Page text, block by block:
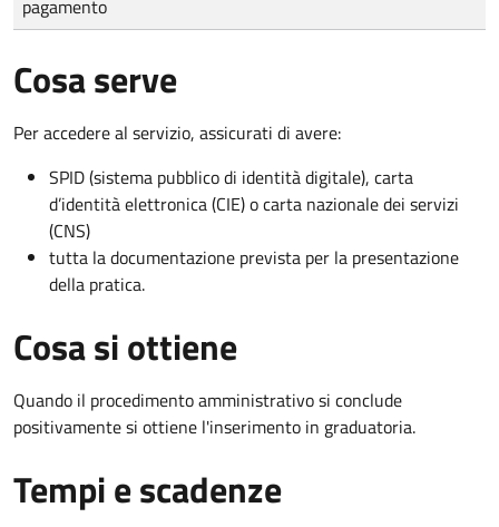
pagamento
Cosa serve
Per accedere al servizio, assicurati di avere:
SPID (sistema pubblico di identità digitale), carta
d’identità elettronica (CIE) o carta nazionale dei servizi
(CNS)
tutta la documentazione prevista per la presentazione
della pratica.
Cosa si ottiene
Quando il procedimento amministrativo si conclude
positivamente si ottiene l'inserimento in graduatoria.
Tempi e scadenze